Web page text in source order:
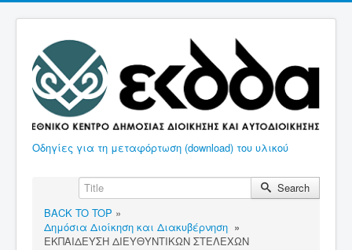
Οδηγίες για τη μεταφόρτωση (download) του υλικού
Search
BACK TO TOP »
Δημόσια Διοίκηση και Διακυβέρνηση »
ΕΚΠΑΙΔΕΥΣΗ ΔΙΕΥΘΥΝΤΙΚΩΝ ΣΤΕΛΕΧΩΝ